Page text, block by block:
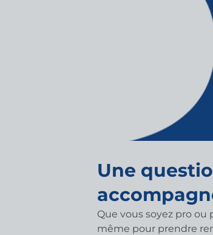
Une
Que vous soyez pro
même pour prendre